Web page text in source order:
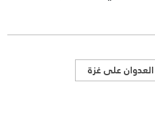
العدوان على غزة